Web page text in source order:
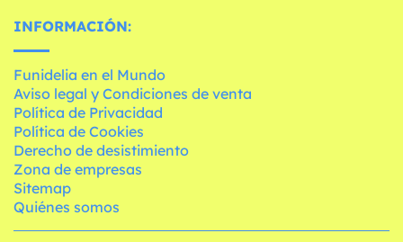
INFORMACIÓN:
Funidelia en el Mundo
Aviso legal y Condiciones de venta
Política de Privacidad
Política de Cookies
Derecho de desistimiento
Zona de empresas
Sitemap
Quiénes somos